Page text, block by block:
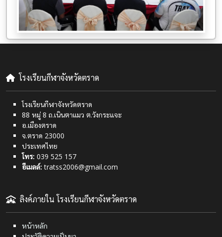
โรงเรียนกีฬาจังหวัดตราด
โรงเรียนกีฬาจังหวัดตราด
88 หมู่ 8 ถ.เนินตาแมว ต.วังกระแจะ
อ.เมืองตราด
จ.ตราด 23000
ประเทศไทย
โทร: 039 525 157
อีเมลล์:tratss2006@gmail.com
ลิงค์ภายใน โรงเรียนกีฬาจังหวัดตราด
หน้าหลัก